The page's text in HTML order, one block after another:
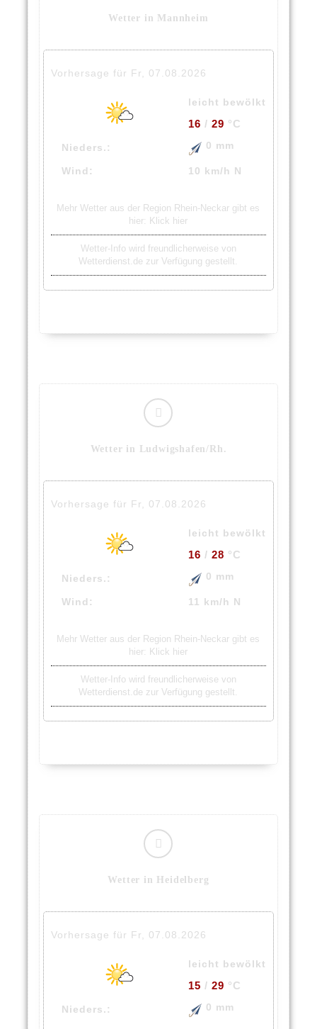
Wetter in Mannheim
Vorhersage für Fr, 07.08.2026
leicht bewölkt
16 / 29 °C
Nieders.: 0 mm
Wind: 10 km/h N
Mehr Wetter aus der Region Rhein-Neckar gibt es
hier: Klick hier
Wetter-Info wird freundlicherweise von
Wetterdienst.de zur Verfügung gestellt.
Wetter in Ludwigshafen/Rh.
Vorhersage für Fr, 07.08.2026
leicht bewölkt
16 / 28 °C
Nieders.: 0 mm
Wind: 11 km/h N
Mehr Wetter aus der Region Rhein-Neckar gibt es
hier: Klick hier
Wetter-Info wird freundlicherweise von
Wetterdienst.de zur Verfügung gestellt.
Wetter in Heidelberg
Vorhersage für Fr, 07.08.2026
leicht bewölkt
15 / 29 °C
Nieders.: 0 mm